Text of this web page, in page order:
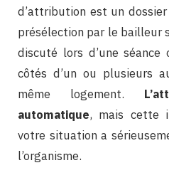
d’attribution est un
présélection par le bailleur
discuté lors d’une
côtés d’un ou plusieurs
même logement.
automatique, mais cette
votre situation a
l’organisme.